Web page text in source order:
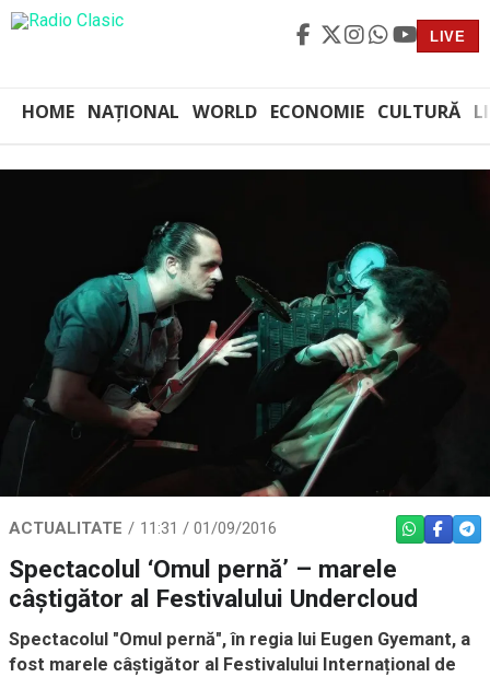
LIVE
HOME NAȚIONAL WORLD ECONOMIE CULTURĂ
ACTUALITATE 11:31 / 01/09/2016 WHATSAPP
Spectacolul ‘Omul pernă’ – marele
câștigător al Festivalului Undercloud
Spectacolul "Omul pernă", în regia lui Eugen Gyemant, a
fost marele câștigător al Festivalului Internațional de